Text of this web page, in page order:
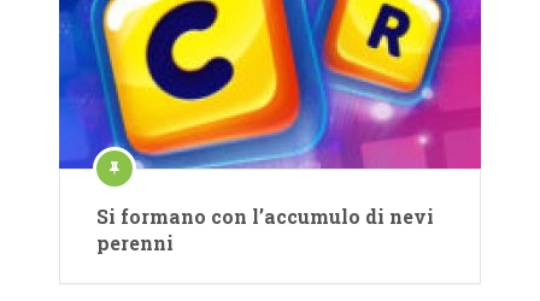
Si formano con l’accumulo di nevi
perenni